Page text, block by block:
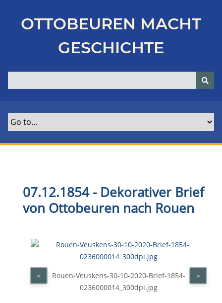
p
OTTOBEUREN MACHT
GESCHICHTE
07.12.1854 - Dekorativer Brief
von Ottobeuren nach Rouen
Rouen-Veuskens-30-10-2020-Brief-1854-
0236000014_300dpi.jpg
< >